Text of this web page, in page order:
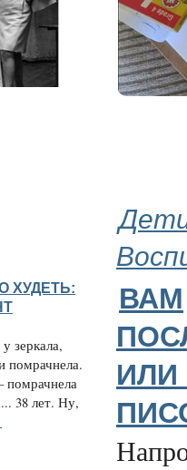
ХУДЕТЬ:
зеркала,
помрачнела.
помрачнела
38 лет. Ну,
ВАМ